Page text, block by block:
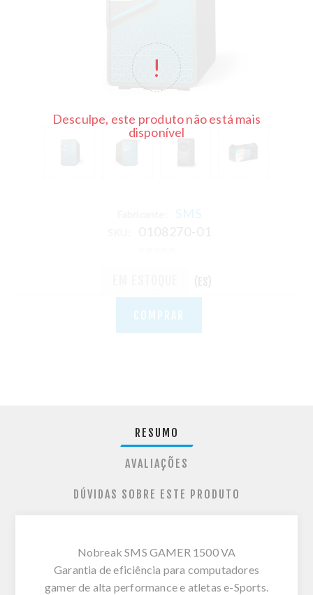
Desculpe, este produto não está mais
disponível
SMS
COMPRAR
RESUMO
AVALIAÇÕES
DÚVIDAS SOBRE ESTE PRODUTO
Nobreak SMS GAMER 1500 VA
Garantia de eficiência para computadores
gamer de alta performance e atletas e-Sports.